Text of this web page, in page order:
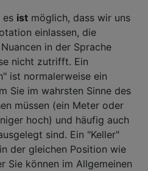
es ist möglich, dass wir uns
einlassen, die
in der Sprache
nicht zutrifft. Ein
ist normalerweise ein
Sie im wahrsten Sinne des
müssen (ein Meter oder
hoch) und häufig auch
sind. Ein "Keller"
der gleichen Position wie
Sie können im Allgemeinen